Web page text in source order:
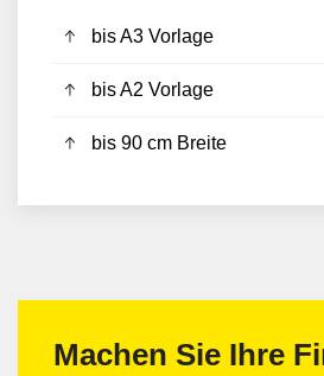
bis A3 Vorlage
bis A2 Vorlage
bis 90 cm Breite
Machen Sie Ihre